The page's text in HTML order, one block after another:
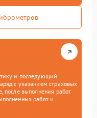
и последующий
с указанием страховых
после выполнения работ
работ и